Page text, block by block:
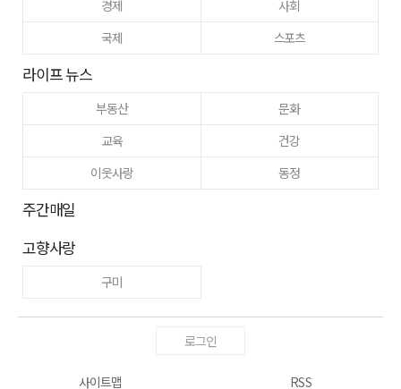
경제
사회
국제
스포츠
라이프 뉴스
부동산
문화
교육
건강
이웃사랑
동정
주간매일
고향사랑
구미
로그인
사이트맵 RSS